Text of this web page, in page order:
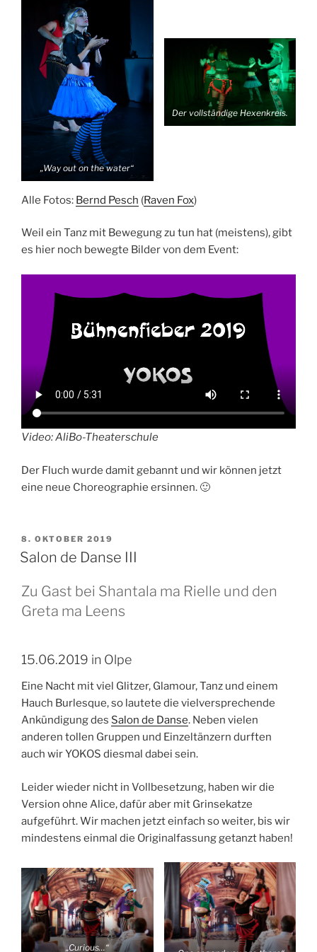
„Way out on the water“
Der vollständige Hexenkreis.
Alle Fotos: Bernd Pesch (Raven Fox)
Weil ein Tanz mit Bewegung zu tun hat (meistens), gibt
es hier noch bewegte Bilder von dem Event:
Video: AliBo-Theaterschule
Der Fluch wurde damit gebannt und wir können jetzt
eine neue Choreographie ersinnen. 🙂
VERÖFFENTLICHT
AM
8. OKTOBER 2019
Salon de Danse III
Zu Gast bei Shantala ma Rielle und den
Greta ma Leens
15.06.2019 in Olpe
Eine Nacht mit viel Glitzer, Glamour, Tanz und einem
Hauch Burlesque, so lautete die vielversprechende
Ankündigung des Salon de Danse. Neben vielen
anderen tollen Gruppen und Einzeltänzern durften
auch wir YOKOS diesmal dabei sein.
Leider wieder nicht in Vollbesetzung, haben wir die
Version ohne Alice, dafür aber mit Grinsekatze
aufgeführt. Wir machen jetzt einfach so weiter, bis wir
mindestens einmal die Originalfassung getanzt haben!
„Curious…“